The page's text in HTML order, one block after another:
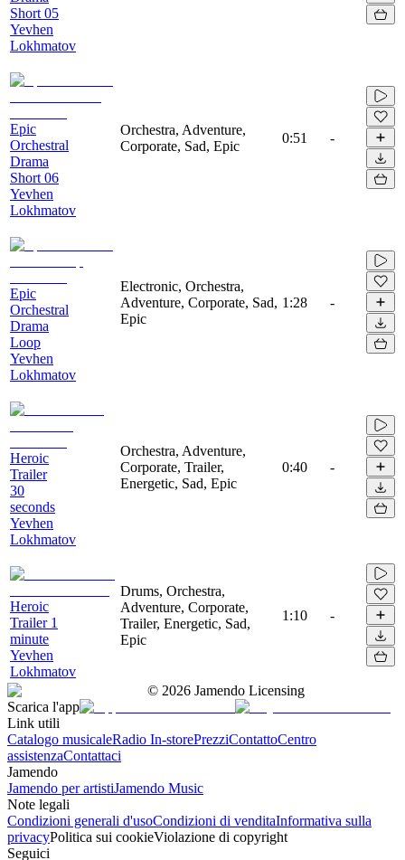
Short 05
Yevhen
Lokhmatov
Epic
Orchestral
Drama
Short 06
Yevhen
Lokhmatov
Orchestra, Adventure,
Corporate, Sad, Epic
0:51 -
Epic
Orchestral
Drama
Loop
Yevhen
Lokhmatov
Electronic, Orchestra,
Adventure, Corporate, Sad,
Epic
1:28 -
Heroic
Trailer
30
seconds
Yevhen
Lokhmatov
Orchestra, Adventure,
Corporate, Trailer,
Energetic, Sad, Epic
0:40 -
Heroic
Trailer 1
minute
Yevhen
Lokhmatov
Drums, Orchestra,
Adventure, Corporate,
Trailer, Energetic, Sad,
Epic
1:10 -
© 2026 Jamendo Licensing
Scarica l'app
Link utili
Catalogo musicaleRadio In-storePrezziContattoCentro
assistenzaContattaci
Jamendo
Jamendo per artistiJamendo Music
Note legali
Condizioni generali d'usoCondizioni di venditaInformativa sulla
privacyPolitica sui cookieViolazione di copyright
Seguici